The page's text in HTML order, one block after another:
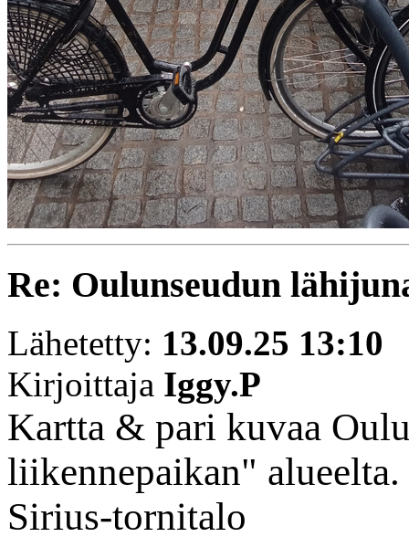
Re: Oulunseudun
Lähetetty: 13.09.25 13:10
Kirjoittaja Iggy.P
Kartta & pari kuvaa
liikennepaikan"
Sirius-tornitalo